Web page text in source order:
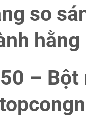
so
hằng
–